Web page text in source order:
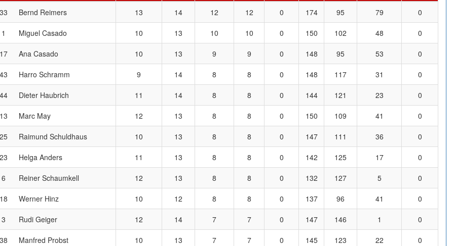
33 Bernd Reimers 13 14 12 12 0 174 95 79 0
1 Miguel Casado 10 13 10 10 0 150 102 48 0
17 Ana Casado 10 13 9 9 0 148 95 53 0
43 Harro Schramm 9 14 8 8 0 148 117 31 0
44 Dieter Haubrich 11 14 8 8 0 144 121 23 0
13 Marc May 12 13 8 8 0 150 109 41 0
25 Raimund Schuldhaus 10 13 8 8 0 147 111 36 0
23 Helga Anders 11 13 8 8 0 142 125 17 0
6 Reiner Schaumkell 12 13 8 8 0 132 127 5 0
18 Werner Hinz 10 12 8 8 0 137 96 41 0
3 Rudi Geiger 12 14 7 7 0 147 146 1 0
38 Manfred Probst 10 13 7 7 0 145 123 22 0